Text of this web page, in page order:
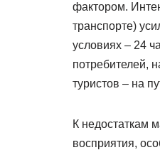
фактором.
транспорте)
условиях – 24
потребителей,
туристов – на
К недостаткам
восприятия,